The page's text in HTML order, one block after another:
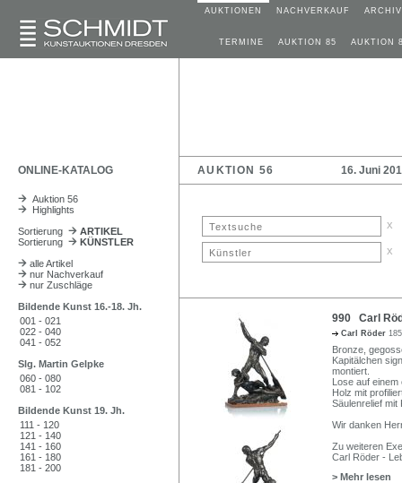
AUKTIONEN NACHVERKAUF ARCHIV
TERMINE AUKTION 85 AUKTION
ONLINE-KATALOG AUKTION 56 16. Juni
Auktion 56
Highlights
Sortierung
ARTIKEL
Sortierung
KÜNSTLER
alle Artikel
nur Nachverkauf
nur Zuschläge
Bildende Kunst 16.-18. Jh.
001 - 021
022 - 040
041 - 052
Slg. Martin Gelpke
060 - 080
081 - 102
Bildende Kunst 19. Jh.
111 - 120
121 - 140
141 - 160
161 - 180
181 - 200
x
x
990 Carl
Carl Röder
Bronze,
Kapitälchen
montiert.
Lose auf
Holz mit
Säulenrelief mit
Wir danken
Zu weiteren
Carl Röder -
> Mehr lesen